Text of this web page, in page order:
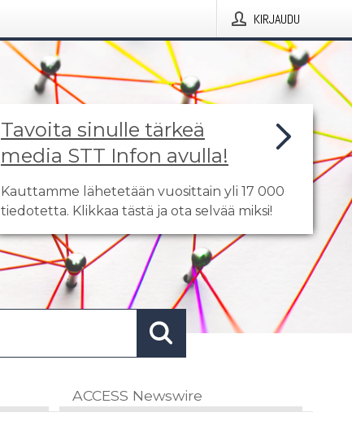
KIRJAUDU
Tavoita sinulle tärkeä
media STT Infon avulla!
Kauttamme lähetetään vuosittain yli 17 000
tiedotetta. Klikkaa tästä ja ota selvää miksi!
ACCESS Newswire